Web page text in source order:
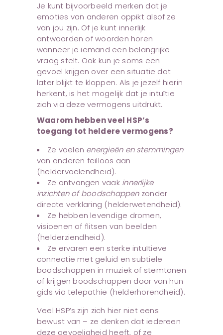
Je kunt bijvoorbeeld merken dat je
emoties van anderen oppikt alsof ze
van jou zijn. Of je kunt innerlijk
antwoorden of woorden horen
wanneer je iemand een belangrijke
vraag stelt. Ook kun je soms een
gevoel krijgen over een situatie dat
later blijkt te kloppen. Als je jezelf hierin
herkent, is het mogelijk dat je intuïtie
zich via deze vermogens uitdrukt.
Waarom hebben veel HSP’s
toegang tot heldere vermogens?
Ze voelen energieën en stemmingen
van anderen feilloos aan
(heldervoelendheid).
Ze ontvangen vaak innerlijke
inzichten of boodschappen zonder
directe verklaring (helderwetendheid).
Ze hebben levendige dromen,
visioenen of flitsen van beelden
(helderziendheid).
Ze ervaren een sterke intuïtieve
connectie met geluid en subtiele
boodschappen in muziek of stemtonen
of krijgen boodschappen door van hun
gids via telepathie (helderhorendheid).
Veel HSP’s zijn zich hier niet eens
bewust van – ze denken dat iedereen
deze gevoeligheid heeft, of ze